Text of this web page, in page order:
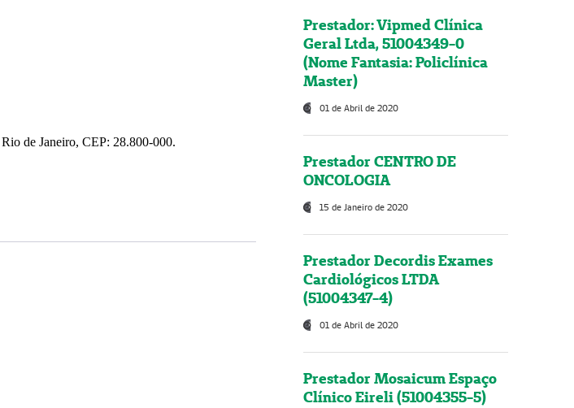
de Janeiro, CEP: 28.800-000.
Prestador: Vipmed Clínica
Geral Ltda, 51004349-0
(Nome Fantasia: Policlínica
Master)
01 de Abril de 2020
Prestador CENTRO DE
ONCOLOGIA
15 de Janeiro de 2020
Prestador Decordis Exames
Cardiológicos LTDA
(51004347-4)
01 de Abril de 2020
Prestador Mosaicum Espaço
Clínico Eireli (51004355-5)